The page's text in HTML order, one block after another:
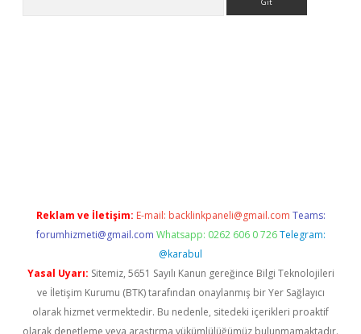
Reklam ve İletişim: E-mail: backlinkpaneli@gmail.com Teams:
forumhizmeti@gmail.com Whatsapp: 0262 606 0 726 Telegram:
@karabul
Yasal Uyarı: Sitemiz, 5651 Sayılı Kanun gereğince Bilgi Teknolojileri
ve İletişim Kurumu (BTK) tarafından onaylanmış bir Yer Sağlayıcı
olarak hizmet vermektedir. Bu nedenle, sitedeki içerikleri proaktif
olarak denetleme veya araştırma yükümlülüğümüz bulunmamaktadır.